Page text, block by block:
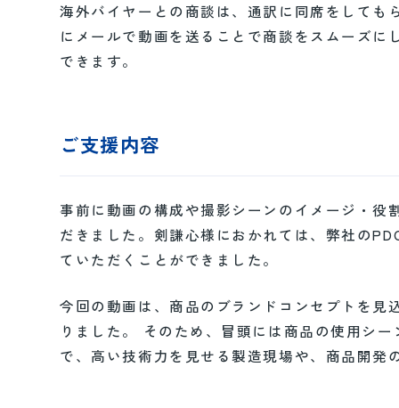
海外バイヤーとの商談は、通訳に同席をして
にメールで動画を送ることで商談をスムーズ
できます。
ご支援内容
事前に動画の構成や撮影シーンのイメージ・
だきました。剣謙心様におかれては、弊社の
ていただくことができました。
今回の動画は、商品のブランドコンセプトを
りました。 そのため、冒頭には商品の使用シ
で、高い技術力を見せる製造現場や、商品開